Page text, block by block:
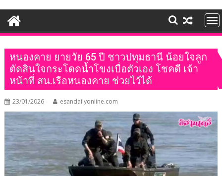
หนองคาย ยายวัย 65 ปี ชาวปทุมธานี น้อยใจลูก
ตัดสินใจกระโดดน้ำโขงเบื่อตัวเอง โชคดี เจ้า
หน้าที่ สน.เรือหนองคาย ช่วยไว้ได้
23/01/2026 esandailyonline.com